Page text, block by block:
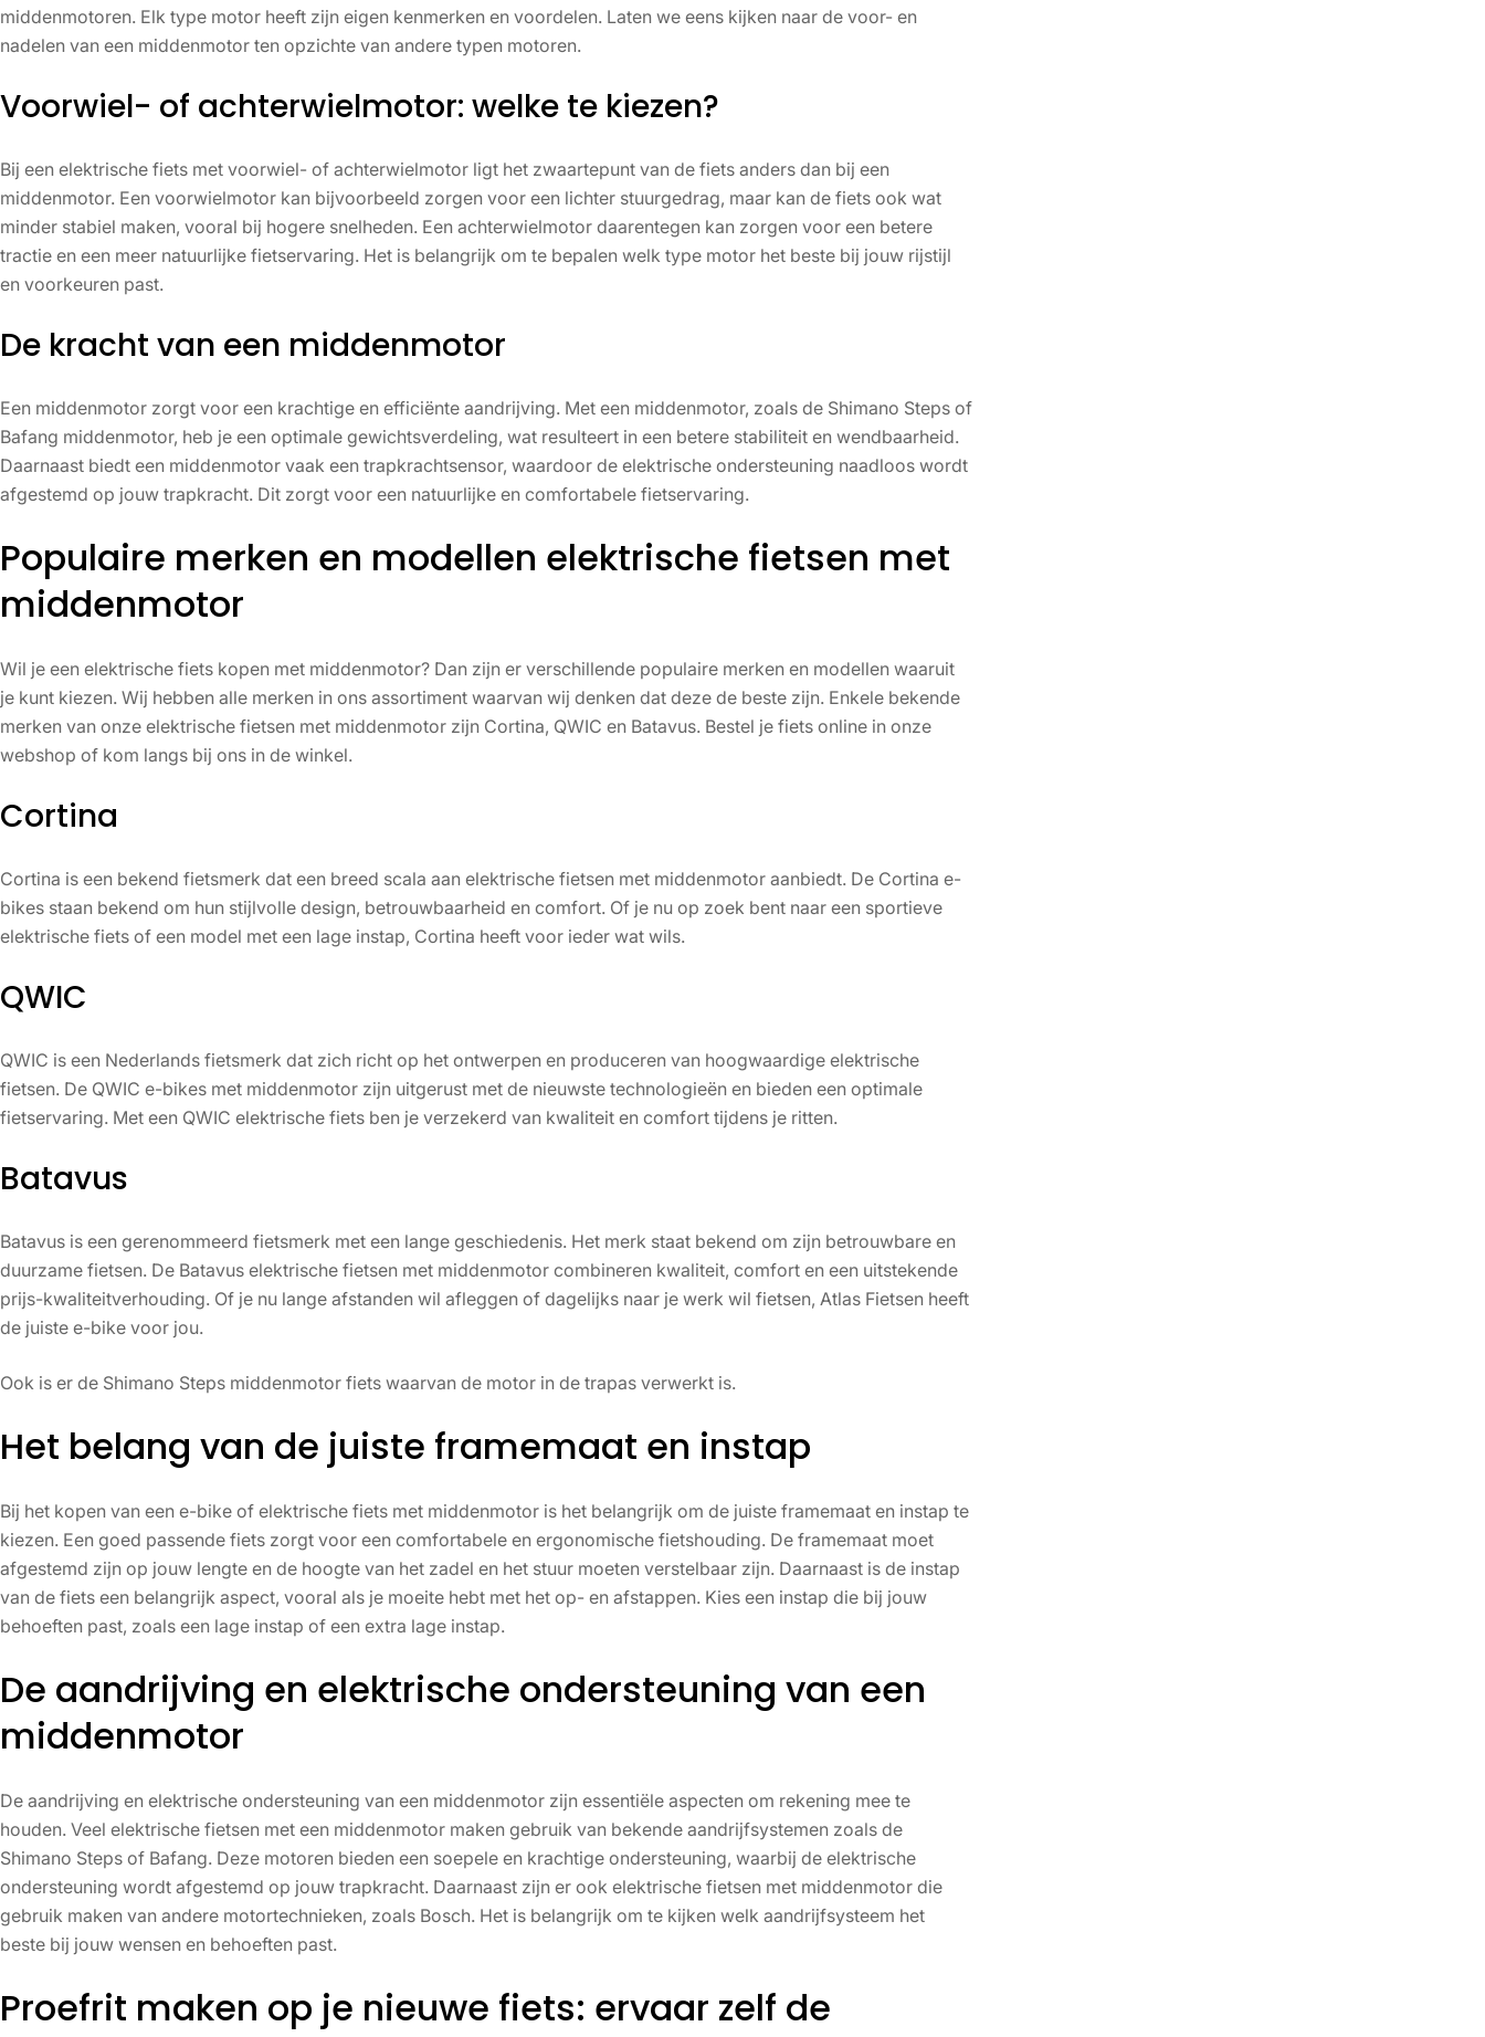
middenmotoren. Elk type motor heeft zijn eigen kenmerken en voordelen. Laten we eens kijken naar de voor- en
nadelen van een middenmotor ten opzichte van andere typen motoren.
Voorwiel- of achterwielmotor: welke te kiezen?
Bij een elektrische fiets met voorwiel- of achterwielmotor ligt het zwaartepunt van de fiets anders dan bij een
middenmotor. Een voorwielmotor kan bijvoorbeeld zorgen voor een lichter stuurgedrag, maar kan de fiets ook wat
minder stabiel maken, vooral bij hogere snelheden. Een achterwielmotor daarentegen kan zorgen voor een betere
tractie en een meer natuurlijke fietservaring. Het is belangrijk om te bepalen welk type motor het beste bij jouw rijstijl
en voorkeuren past.
De kracht van een middenmotor
Een middenmotor zorgt voor een krachtige en efficiënte aandrijving. Met een middenmotor, zoals de Shimano Steps of
Bafang middenmotor, heb je een optimale gewichtsverdeling, wat resulteert in een betere stabiliteit en wendbaarheid.
Daarnaast biedt een middenmotor vaak een trapkrachtsensor, waardoor de elektrische ondersteuning naadloos wordt
afgestemd op jouw trapkracht. Dit zorgt voor een natuurlijke en comfortabele fietservaring.
Populaire merken en modellen elektrische fietsen met
middenmotor
Wil je een elektrische fiets kopen met middenmotor? Dan zijn er verschillende populaire merken en modellen waaruit
je kunt kiezen. Wij hebben alle merken in ons assortiment waarvan wij denken dat deze de beste zijn. Enkele bekende
merken van onze elektrische fietsen met middenmotor zijn Cortina, QWIC en Batavus. Bestel je fiets online in onze
webshop of kom langs bij ons in de winkel.
Cortina
Cortina is een bekend fietsmerk dat een breed scala aan elektrische fietsen met middenmotor aanbiedt. De Cortina e-
bikes staan bekend om hun stijlvolle design, betrouwbaarheid en comfort. Of je nu op zoek bent naar een sportieve
elektrische fiets of een model met een lage instap, Cortina heeft voor ieder wat wils.
QWIC
QWIC is een Nederlands fietsmerk dat zich richt op het ontwerpen en produceren van hoogwaardige elektrische
fietsen. De QWIC e-bikes met middenmotor zijn uitgerust met de nieuwste technologieën en bieden een optimale
fietservaring. Met een QWIC elektrische fiets ben je verzekerd van kwaliteit en comfort tijdens je ritten.
Batavus
Batavus is een gerenommeerd fietsmerk met een lange geschiedenis. Het merk staat bekend om zijn betrouwbare en
duurzame fietsen. De Batavus elektrische fietsen met middenmotor combineren kwaliteit, comfort en een uitstekende
prijs-kwaliteitverhouding. Of je nu lange afstanden wil afleggen of dagelijks naar je werk wil fietsen, Atlas Fietsen heeft
de juiste e-bike voor jou.
Ook is er de Shimano Steps middenmotor fiets waarvan de motor in de trapas verwerkt is.
Het belang van de juiste framemaat en instap
Bij het kopen van een e-bike of elektrische fiets met middenmotor is het belangrijk om de juiste framemaat en instap te
kiezen. Een goed passende fiets zorgt voor een comfortabele en ergonomische fietshouding. De framemaat moet
afgestemd zijn op jouw lengte en de hoogte van het zadel en het stuur moeten verstelbaar zijn. Daarnaast is de instap
van de fiets een belangrijk aspect, vooral als je moeite hebt met het op- en afstappen. Kies een instap die bij jouw
behoeften past, zoals een lage instap of een extra lage instap.
De aandrijving en elektrische ondersteuning van een
middenmotor
De aandrijving en elektrische ondersteuning van een middenmotor zijn essentiële aspecten om rekening mee te
houden. Veel elektrische fietsen met een middenmotor maken gebruik van bekende aandrijfsystemen zoals de
Shimano Steps of Bafang. Deze motoren bieden een soepele en krachtige ondersteuning, waarbij de elektrische
ondersteuning wordt afgestemd op jouw trapkracht. Daarnaast zijn er ook elektrische fietsen met middenmotor die
gebruik maken van andere motortechnieken, zoals Bosch. Het is belangrijk om te kijken welk aandrijfsysteem het
beste bij jouw wensen en behoeften past.
Proefrit maken op je nieuwe fiets: ervaar zelf de